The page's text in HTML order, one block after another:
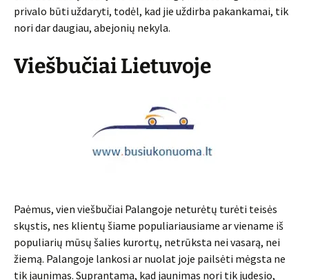
privalo būti uždaryti, todėl, kad jie uždirba pakankamai, tik
nori dar daugiau, abejonių nekyla.
Viešbučiai Lietuvoje
Paėmus, vien viešbučiai Palangoje neturėtų turėti teisės
skųstis, nes klientų šiame populiariausiame ar viename iš
populiarių mūsų šalies kurortų, netrūksta nei vasarą, nei
žiemą. Palangoje lankosi ar nuolat joje pailsėti mėgsta ne
tik jaunimas. Suprantama, kad jaunimas nori tik judesio,